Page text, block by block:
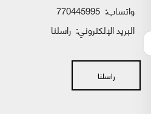
واتساب:
البريد الإلكتروني: راسلنا
راسلنا